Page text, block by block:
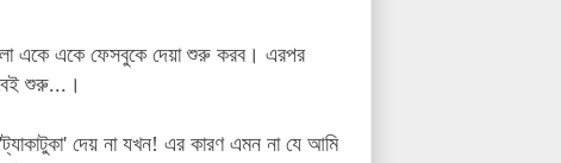
একে একে ফেসবুকে দেয়া শুরু করব। এরপর
শুরু...।
দেয় না যখন! এর কার‌ণ এমন না যে আমি